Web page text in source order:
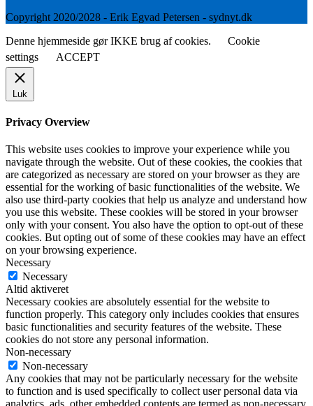
Copyright 2020/2028 - Erik Egvad Petersen - sydnyt.dk
Denne hjemmeside gør IKKE brug af cookies.
Cookie
settings
ACCEPT
Luk
Privacy Overview
This website uses cookies to improve your experience while you
navigate through the website. Out of these cookies, the cookies that
are categorized as necessary are stored on your browser as they are
essential for the working of basic functionalities of the website. We
also use third-party cookies that help us analyze and understand how
you use this website. These cookies will be stored in your browser
only with your consent. You also have the option to opt-out of these
cookies. But opting out of some of these cookies may have an effect
on your browsing experience.
Necessary
Necessary
Altid aktiveret
Necessary cookies are absolutely essential for the website to
function properly. This category only includes cookies that ensures
basic functionalities and security features of the website. These
cookies do not store any personal information.
Non-necessary
Non-necessary
Any cookies that may not be particularly necessary for the website
to function and is used specifically to collect user personal data via